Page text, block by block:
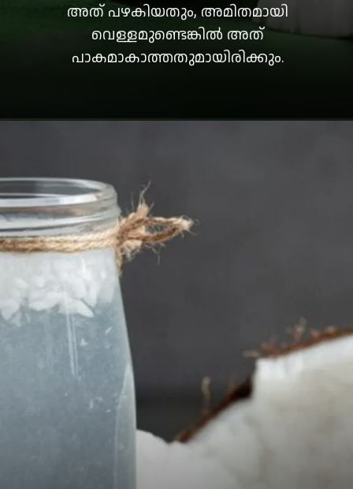
അത് പഴകിയതും, അമിതമായി
വെള്ളമുണ്ടെങ്കിൽ അത്
പാകമാകാത്തതുമായിരിക്കും.